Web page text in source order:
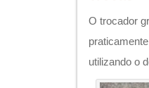
Mais